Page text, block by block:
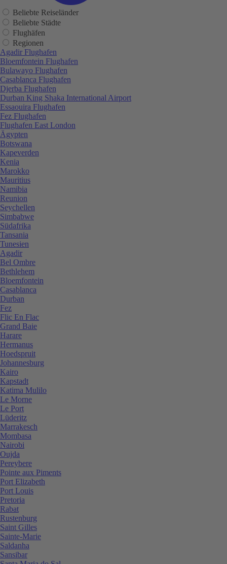
Beliebte Reiseländer
Beliebte Städte
Flughäfen
Regionen
Agadir Flughafen
Bloemfontein Flughafen
Bulawayo Flughafen
Casablanca Flughafen
Djerba Flughafen
Durban King Shaka International Airport
Essaouira Flughafen
Fez Flughafen
Flughafen East London
Ägypten
Botswana
Kapeverden
Kenia
Marokko
Mauritius
Namibia
Reunion
Seychellen
Simbabwe
Südafrika
Tansania
Tunesien
Agadir
Bel Ombre
Bethlehem
Bloemfontein
Casablanca
Durban
Fez
Flic En Flac
Grand Baie
Harare
Hermanus
Hoedspruit
Johannesburg
Kairo
Kapstadt
Katima Mulilo
Le Morne
Le Port
Lüderitz
Marrakesch
Mombasa
Nairobi
Oujda
Pereybere
Pointe aux Piments
Port Elizabeth
Port Louis
Pretoria
Rabat
Rustenburg
Saint Gilles
Sainte-Marie
Saldanha
Sansibar